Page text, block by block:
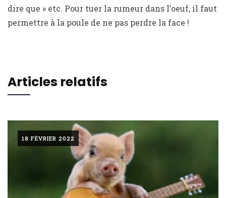
dire que » etc. Pour tuer la rumeur dans l’oeuf, il faut
permettre à la poule de ne pas perdre la face !
Articles relatifs
18 FÉVRIER 2022